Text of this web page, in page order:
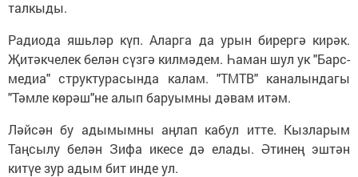
талкыды.
Радиода яшьләр күп. Аларга да урын бирергә кирәк.
Җитәкчелек белән сүзгә килмәдем. Һаман шул ук "Барс-
медиа" структурасында калам. "ТМТВ" каналындагы
"Тәмле көрәш"не алып баруымны дәвам итәм.
Ләйсән бу адымымны аңлап кабул итте. Кызларым
Таңсылу белән Зифа икесе дә елады. Әтинең эштән
китүе зур адым бит инде ул.